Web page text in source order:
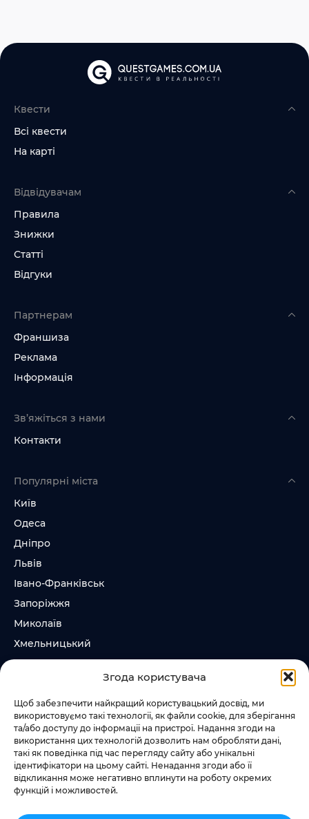
Згода користувача
Щоб забезпечити найкращий користувацький досвід, ми
використовуємо такі технології, як файли cookie, для зберігання
та/або доступу до інформації на пристрої. Надання згоди на
використання цих технологій дозволить нам обробляти дані,
такі як поведінка під час перегляду сайту або унікальні
ідентифікатори на цьому сайті. Ненадання згоди або її
відкликання може негативно вплинути на роботу окремих
функцій і можливостей.
Квести
Всі квести
На карті
Відвідувачам
Правила
Знижки
Статті
Відгуки
Партнерам
Франшиза
Реклама
Інформація
Зв’яжіться з нами
Контакти
Популярні міста
Київ
Одеса
Дніпро
Львів
Івано-Франківськ
Запоріжжя
Миколаїв
Хмельницький
Суми
Слідкувати за нами
+38 073 185 81 11
+38 067 457 86 44